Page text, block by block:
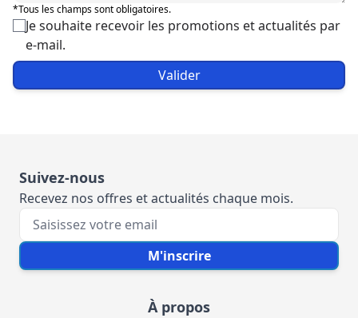
*Tous les champs sont obligatoires.
Je souhaite recevoir les promotions et actualités par
e-mail.
Valider
Suivez-nous
Recevez nos offres et actualités chaque mois.
Votre e-mail M'inscrire
À propos